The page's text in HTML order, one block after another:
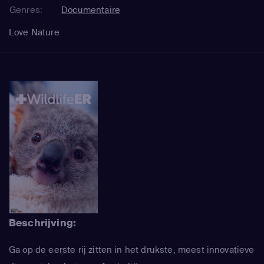
Genres:
Documentaire
Love Nature
Beschrijving:
Ga op de eerste rij zitten in het drukste, meest innovatieve